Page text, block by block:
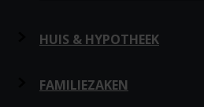
Over ons
Privacy
HUIS & HYPOTHEEK
Hypotheek en Levering
FAMILIEZAKEN